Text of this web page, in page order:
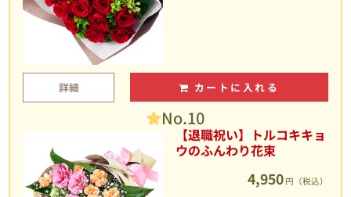
詳細 カートに入れる
No.10
【退職祝い】トルコキキョ
ウのふんわり花束
4,950 円（税込）